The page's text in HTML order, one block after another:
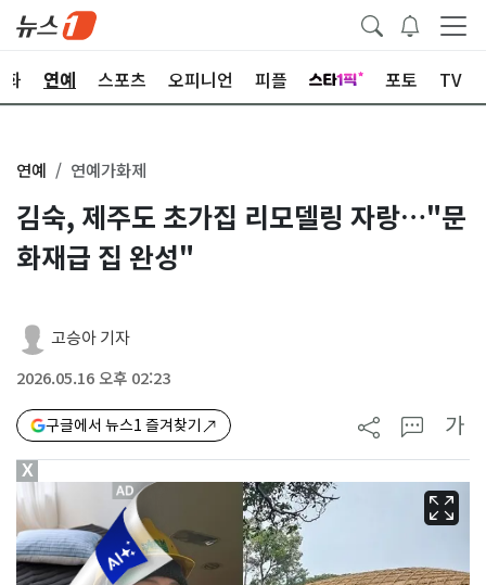
화 연예 스포츠 오피니언 피플 포토 TV
연예 연예가화제
김숙, 제주도 초가집 리모델링 자랑…"문
화재급 집 완성"
고승아 기자
2026.05.16 오후 02:23
구글에서 뉴스1 즐겨찾기 가
X